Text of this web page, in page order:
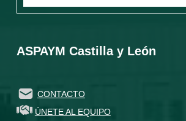
ASPAYM Castilla y León
CONTACTO
ÚNETE AL EQUIPO